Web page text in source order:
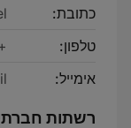
כתובת:
טלפון:
9980
אימייל:
רשתות